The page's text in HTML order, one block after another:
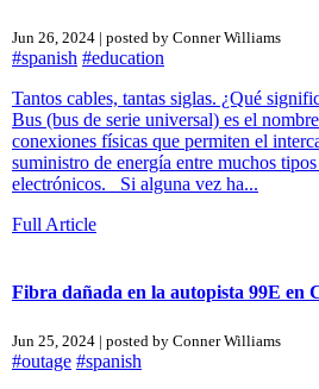
Jun 26, 2024 | posted by Conner Williams
#spanish #education
Tantos cables, tantas siglas. ¿Qué
Bus (bus de serie universal) es el
conexiones físicas que permiten el
suministro de energía entre muchos
electrónicos. Si alguna vez ha...
Full Article
Fibra dañada en la autopista 99E en
Jun 25, 2024 | posted by Conner Williams
#outage #spanish